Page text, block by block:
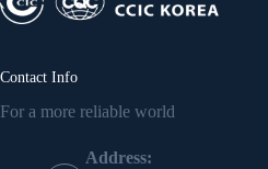
Contact Info
For a more reliable world
Address: